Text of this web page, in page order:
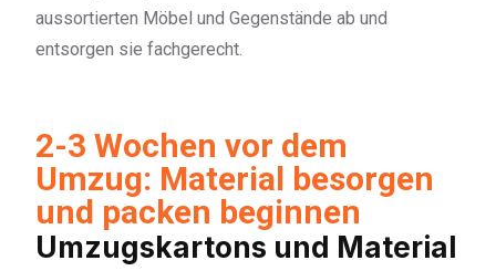
aussortierten Möbel und Gegenstände ab und
entsorgen sie fachgerecht.
2-3 Wochen vor dem
Umzug: Material besorgen
und packen beginnen
Umzugskartons und Material